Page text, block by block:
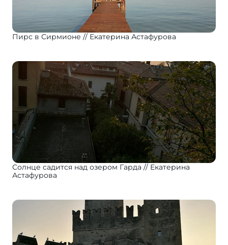
Пирс в Сирмионе Екатерина Астафурова
Солнце садится над озером Гарда
Екатерина
Астафурова